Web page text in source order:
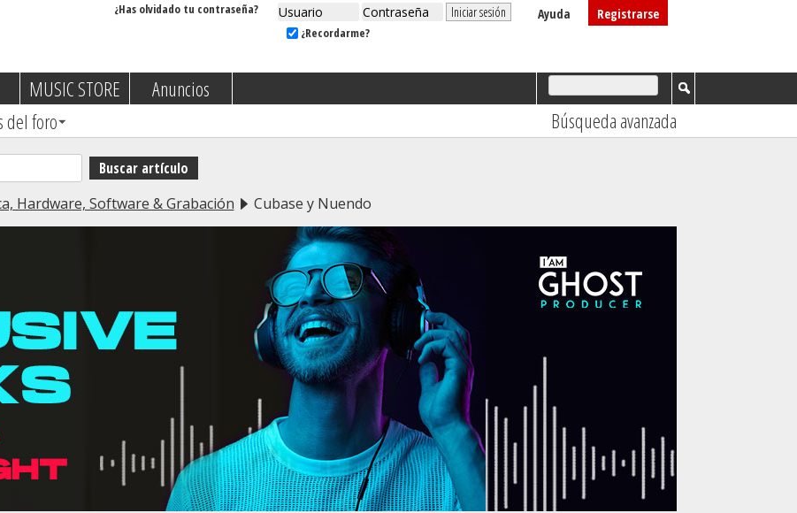
Registrarse
Ayuda
¿Recordarme?
¿Has olvidado tu contraseña?
del foro
MUSIC STORE
Anuncios
Búsqueda avanzada
Hardware, Software & Grabación Cubase y Nuendo